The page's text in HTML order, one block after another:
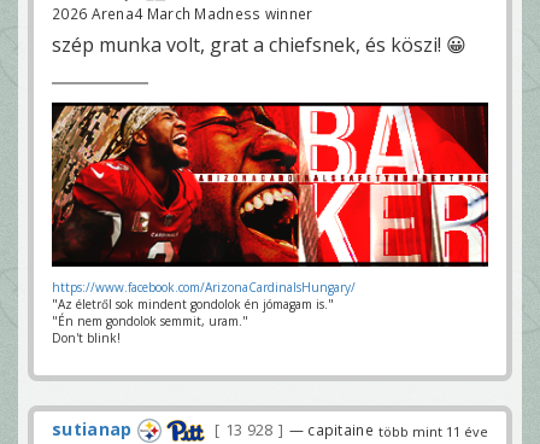
2026 Arena4 March Madness winner
szép munka volt, grat a chiefsnek, és köszi! 😀
https://www.facebook.com/ArizonaCardinalsHungary/
"Az életről sok mindent gondolok én jómagam is."
"Én nem gondolok semmit, uram."
Don't blink!
több mint 11 éve
sutianap 13 928
— capitaine